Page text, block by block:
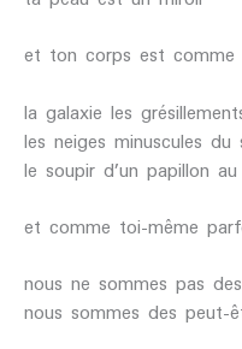
et ton corps est comme
la galaxie les
les neiges minuscules du
le soupir d’un papillon
et comme toi-même
nous ne sommes pas
nous sommes des peut-